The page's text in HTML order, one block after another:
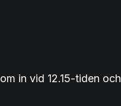
in vid 12.15-tiden och